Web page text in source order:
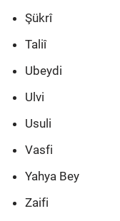
Şükrî
Taliî
Ubeydi
Ulvi
Usuli
Vasfi
Yahya Bey
Zaifi